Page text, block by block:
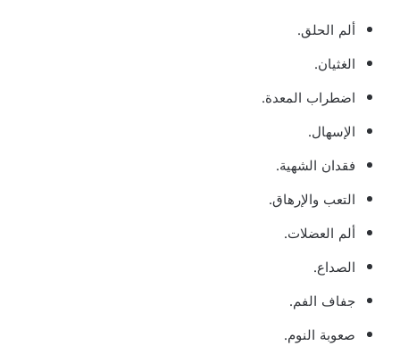
ألم الحلق.
الغثيان.
اضطراب المعدة.
الإسهال.
فقدان الشهية.
التعب والإرهاق.
ألم العضلات.
الصداع.
جفاف الفم.
صعوبة النوم.